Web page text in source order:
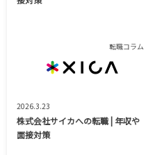
転職コラム
2026.3.23
株式会社サイカへの転職 | 年収や
面接対策